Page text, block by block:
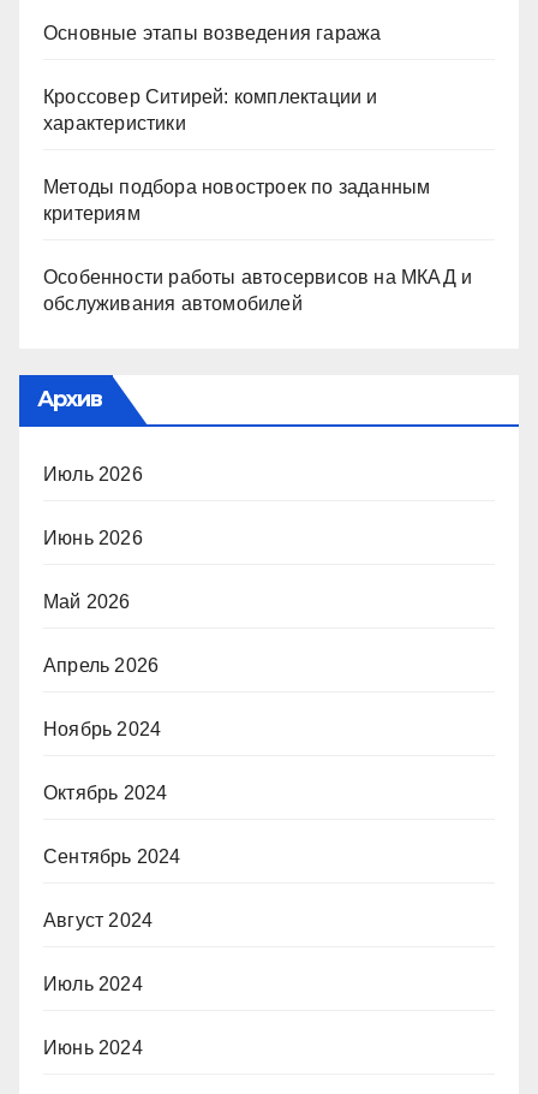
Основные этапы возведения гаража
Кроссовер Ситирей: комплектации и
характеристики
Методы подбора новостроек по заданным
критериям
Особенности работы автосервисов на МКАД и
обслуживания автомобилей
Архив
Июль 2026
Июнь 2026
Май 2026
Апрель 2026
Ноябрь 2024
Октябрь 2024
Сентябрь 2024
Август 2024
Июль 2024
Июнь 2024